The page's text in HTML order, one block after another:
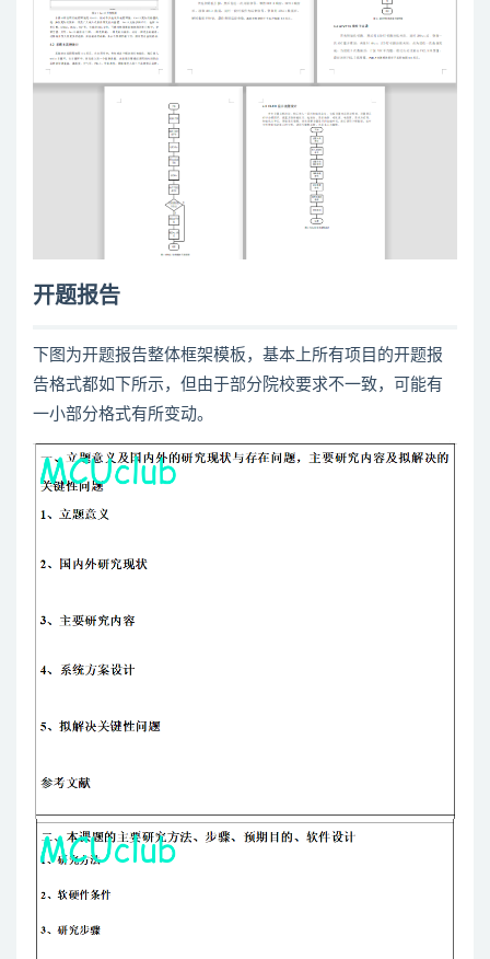
开题报告
下图为开题报告整体框架模板，基本上所有项目的开题报
告格式都如下所示，但由于部分院校要求不一致，可能有
一小部分格式有所变动。